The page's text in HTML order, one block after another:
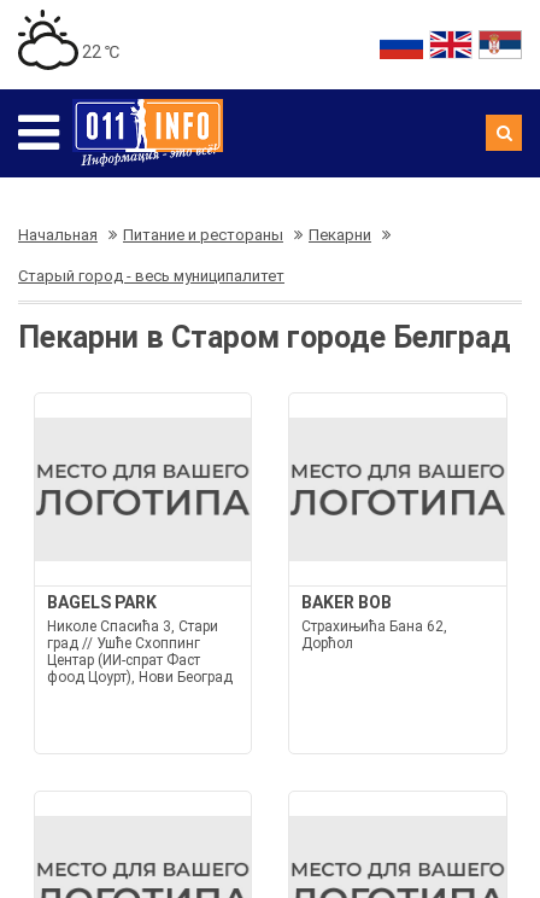
22 ℃
Начальная Питание и рестораны Пекарни
Старый город - весь муниципалитет
Пекарни в Старом городе Белград
BAGELS PARK
Николе Спасића 3, Стари
град // Ушће Схоппинг
Центар (ИИ-спрат Фаст
фоод Цоурт), Нови Београд
BAKER BOB
Страхињића Бана 62,
Дорћол